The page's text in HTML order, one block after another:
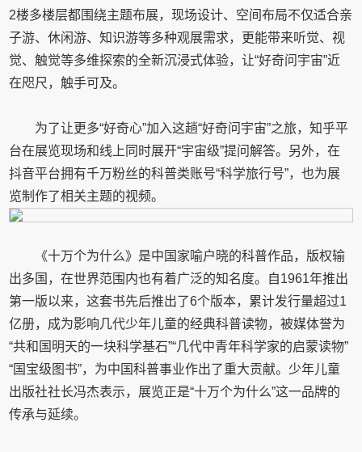
2楼多楼层都围绕主题布展，现场设计、空间布局不仅适合亲
子游、休闲游、知识游等多种观展需求，更能带来听觉、视
觉、触觉等多维探索的全新沉浸式体验，让“好奇问宇宙”近
在咫尺，触手可及。
为了让更多“好奇心”加入这趟“好奇问宇宙”之旅，知乎平
台在展览现场和线上同时展开“宇宙级”提问解答。另外，在
抖音平台拥有千万粉丝的科普类账号“科学旅行号”，也为展
览制作了相关主题的视频。
《十万个为什么》是中国家喻户晓的科普作品，版权输
出多国，在世界范围内也有着广泛的知名度。自1961年推出
第一版以来，这套书先后推出了6个版本，累计发行量超过1
亿册，成为影响几代少年儿童的经典科普读物，被媒体誉为
“共和国明天的一块科学基石”“几代中青年科学家的启蒙读物”
“国宝级图书”，为中国科普事业作出了重大贡献。少年儿童
出版社社长冯杰表示，展览正是“十万个为什么”这一品牌的
传承与延续。